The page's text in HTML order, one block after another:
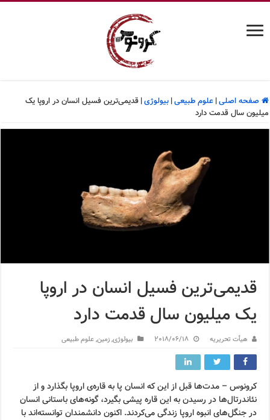
صفحه اصلی| علوم طبیعی| بیولوژی| قدیمی‌ترین فسیل انسان در اروپا یک
میلیون سال قدمت دارد
قدیمی‌ترین فسیل انسان در اروپا
یک میلیون سال قدمت دارد
هیأت تحریریه 2018/06/18 بیولوژی,زمین,علوم طبیعی
کرونوس – مدت‌ها قبل از این که انسان پا به قاره‌ی اروپا بگذارد و از
نئاندرتال‌ها در رسیدن به این قاره پیشی بگیرد، گونه‌های باستانی انسان
در جنگل‌های انبوه اروپا زندگی می‌کردند. اکنون دانشمندان توانسته‌اند با